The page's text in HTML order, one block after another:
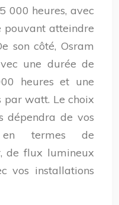
000 heures, avec
pouvant atteindre
son côté, Osram
une durée de
heures et une
par watt. Le choix
dépendra de vos
en termes de
de flux lumineux
vos installations